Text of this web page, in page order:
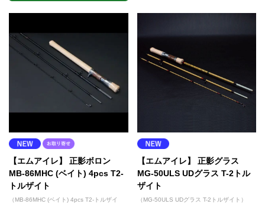
【エムアイレ】 正影ボロン
MB-86MHC (ベイト) 4pcs T2-
トルザイト
（MB-86MHC (ベイト) 4pcs T2-トルザイ
【エムアイレ】 正影グラス
MG-50ULS UDグラス T-2トル
ザイト
（MG-50ULS UDグラス T-2トルザイト）